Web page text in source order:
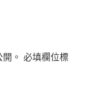
。 必填欄位標